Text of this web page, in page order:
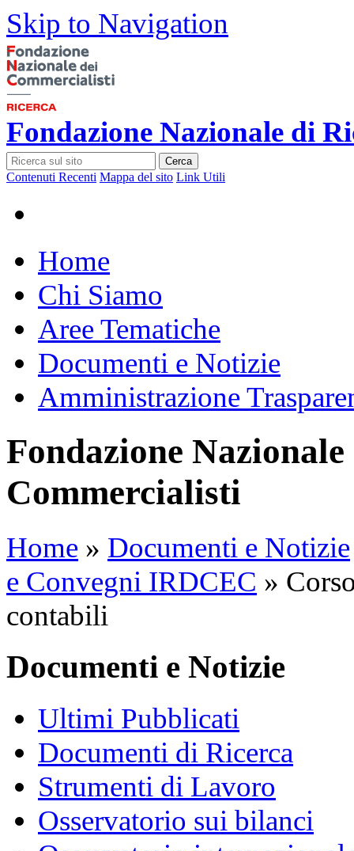
Skip to Navigation
Fondazione Nazionale di
Cerca
Contenuti Recenti Mappa del sito Link Utili
Home
Chi Siamo
Aree Tematiche
Documenti e Notizie
Amministrazione
Fondazione
Commercialisti
Home » Documenti e Notizie
e Convegni IRDCEC »
contabili
Documenti e Notizie
Ultimi Pubblicati
Documenti di Ricerca
Strumenti di Lavoro
Osservatorio sui bilanci